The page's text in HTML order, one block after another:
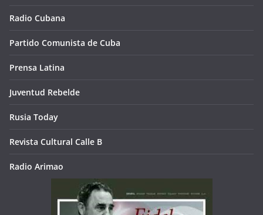
Radio Cubana
Partido Comunista de Cuba
Prensa Latina
Juventud Rebelde
Rusia Today
Revista Cultural Calle B
Radio Arimao